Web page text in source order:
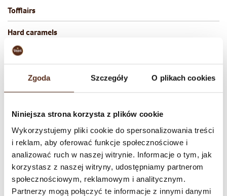
Zgoda Szczegóły O plikach cookies
Niniejsza strona korzysta z plików cookie
Wykorzystujemy pliki cookie do spersonalizowania treści
i reklam, aby oferować funkcje społecznościowe i
analizować ruch w naszej witrynie. Informacje o tym, jak
korzystasz z naszej witryny, udostępniamy partnerom
społecznościowym, reklamowym i analitycznym.
Partnerzy mogą połączyć te informacje z innymi danymi
Tofflairs
Hard caramels
Chocolate jellies
Fruits in chocolate
Chocolate coated candies